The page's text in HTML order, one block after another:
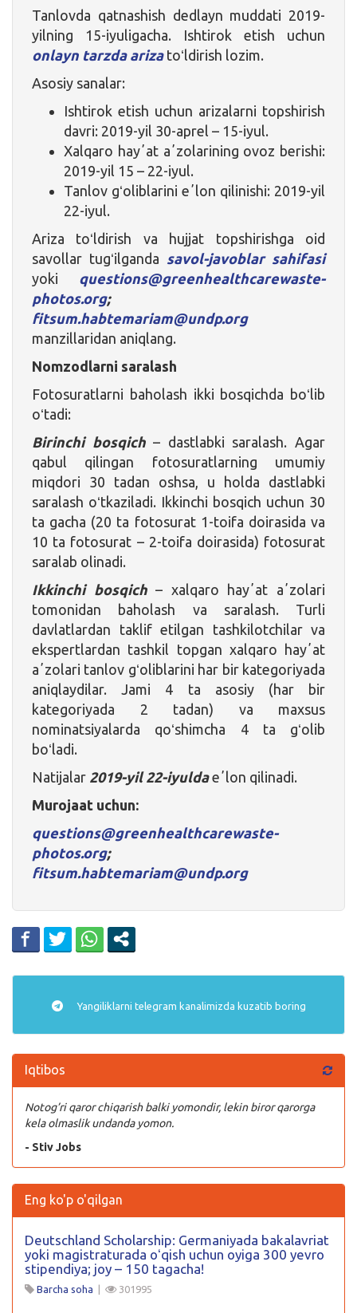
Tanlovda qatnashish dedlayn muddati 2019-
yilning 15-iyuligacha. Ishtirok etish uchun
onlayn tarzda arizatoʻldirish lozim.
Asosiy sanalar:
Ishtirok etish uchun arizalarni topshirish
davri: 2019-yil 30-aprel – 15-iyul.
Xalqaro hayʼat aʼzolarining ovoz berishi:
2019-yil 15 – 22-iyul.
Tanlov gʻoliblarini eʼlon qilinishi: 2019-yil
22-iyul.
Ariza toʻldirish va hujjat topshirishga oid
savollar tugʻilganda savol-javoblar sahifasi
yoki questions@greenhealthcarewaste-
photos.org;
fitsum.habtemariam@undp.org
manzillaridan aniqlang.
Nomzodlarni saralash
Fotosuratlarni baholash ikki bosqichda boʻlib
oʻtadi:
Birinchi bosqich– dastlabki saralash. Agar
qabul qilingan fotosuratlarning umumiy
miqdori 30 tadan oshsa, u holda dastlabki
saralash oʻtkaziladi. Ikkinchi bosqich uchun 30
ta gacha (20 ta fotosurat 1-toifa doirasida va
10 ta fotosurat – 2-toifa doirasida) fotosurat
saralab olinadi.
Ikkinchi bosqich– xalqaro hayʼat aʼzolari
tomonidan baholash va saralash. Turli
davlatlardan taklif etilgan tashkilotchilar va
ekspertlardan tashkil topgan xalqaro hayʼat
aʼzolari tanlov gʻoliblarini har bir kategoriyada
aniqlaydilar. Jami 4 ta asosiy (har bir
kategoriyada 2 tadan) va maxsus
nominatsiyalarda qoʻshimcha 4 ta gʻolib
boʻladi.
Natijalar 2019-yil 22-iyuldaeʼlon qilinadi.
Murojaat uchun:
questions@greenhealthcarewaste-
photos.org;
fitsum.habtemariam@undp.org
Yangiliklarni telegram kanalimizda kuzatib boring
Iqtibos
Notog’ri qaror chiqarish balki yomondir, lekin biror qarorga
kela olmaslik undanda yomon.
- Stiv Jobs
Eng ko'p o'qilgan
Deutschland Scholarship: Germaniyada bakalavriat
yoki magistraturada oʻqish uchun oyiga 300 yevro
stipendiya; joy – 150 tagacha!
Barcha soha | 301995